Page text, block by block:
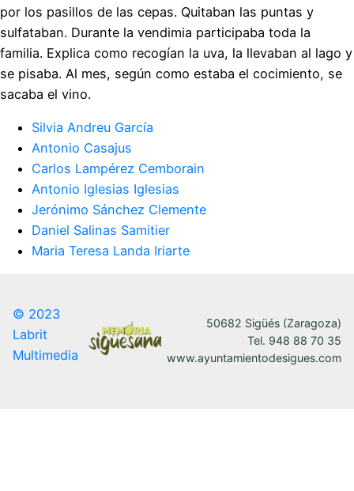
por los pasillos de las cepas. Quitaban las puntas y
sulfataban. Durante la vendimia participaba toda la
familia. Explica como recogían la uva, la llevaban al lago y
se pisaba. Al mes, según como estaba el cocimiento, se
sacaba el vino.
Silvia Andreu García
Antonio Casajus
Carlos Lampérez Cemborain
Antonio Iglesias Iglesias
Jerónimo Sánchez Clemente
Daniel Salinas Samitier
Maria Teresa Landa Iriarte
© 2023
Labrit
Multimedia
50682 Sigüés (Zaragoza)
Tel. 948 88 70 35
www.ayuntamientodesigues.com